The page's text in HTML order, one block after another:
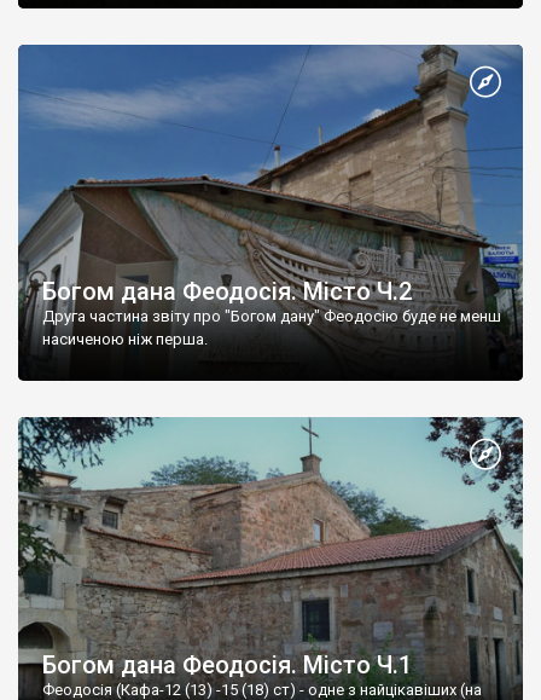
Богом дана Феодосія. Місто Ч.2
Друга частина звіту про "Богом дану" Феодосію буде не менш
насиченою ніж перша.
Богом дана Феодосія. Місто Ч.1
Феодосія (Кафа-12 (13) -15 (18) ст) - одне з найцікавіших (на